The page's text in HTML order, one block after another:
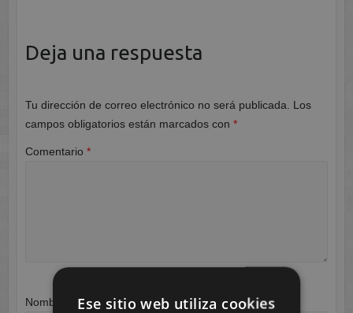
Deja una respuesta
Tu dirección de correo electrónico no será publicada.
Los
campos obligatorios están marcados con *
Comentario *
Nombre Ese sitio web utiliza cookies